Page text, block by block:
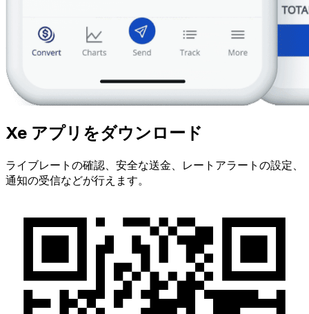
Xe アプリをダウンロード
ライブレートの確認、安全な送金、レートアラートの設定、
通知の受信などが行えます。